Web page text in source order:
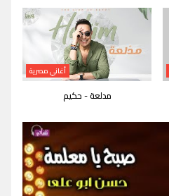
أغاني مصرية
مدلعة - حكيم